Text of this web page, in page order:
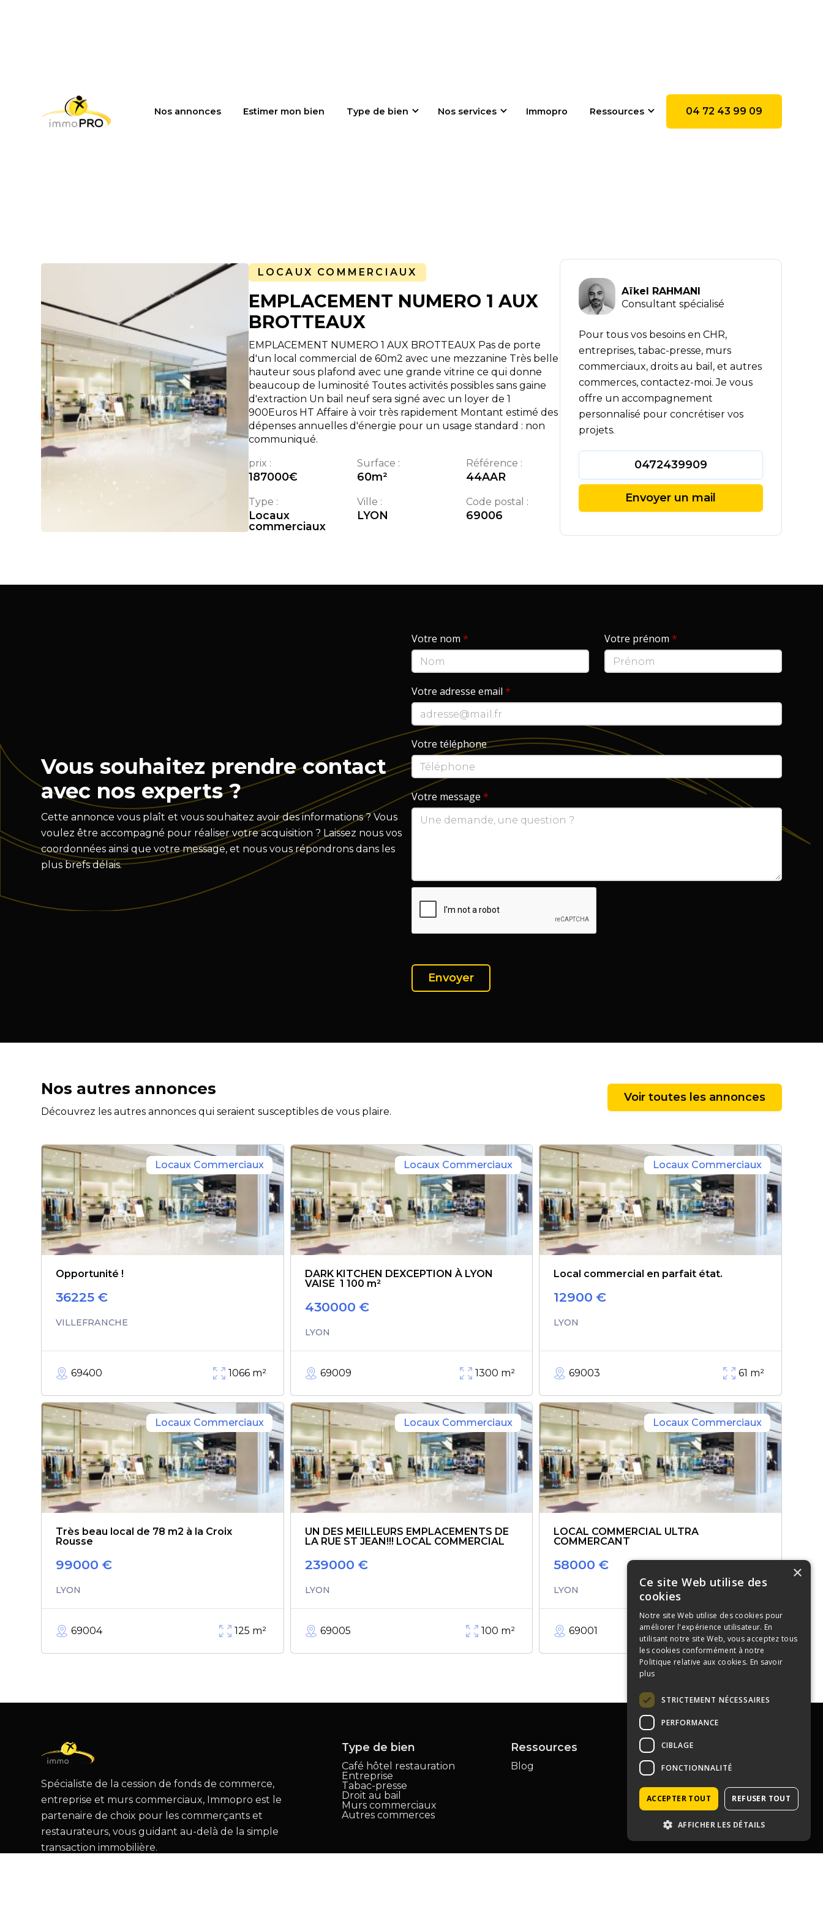
Nos annonces Estimer mon bien Type de bien Nos services Immopro Ressources 04 72 43 99 09
LOCAUX COMMERCIAUX
EMPLACEMENT NUMERO 1 AUX
BROTTEAUX
EMPLACEMENT NUMERO 1 AUX BROTTEAUX Pas de porte
d'un local commercial de 60m2 avec une mezzanine Très belle
hauteur sous plafond avec une grande vitrine ce qui donne
beaucoup de luminosité Toutes activités possibles sans gaine
d'extraction Un bail neuf sera signé avec un loyer de 1
900Euros HT Affaire à voir très rapidement Montant estimé des
dépenses annuelles d'énergie pour un usage standard : non
communiqué.
prix :
187000€
Surface :
60m²
Référence :
44AAR
Type :
Locaux
commerciaux
Ville :
LYON
Code postal :
69006
Aïkel RAHMANI
Consultant spécialisé
Pour tous vos besoins en CHR,
entreprises, tabac-presse, murs
commerciaux, droits au bail, et autres
commerces, contactez-moi. Je vous
offre un accompagnement
personnalisé pour concrétiser vos
projets.
0472439909
Envoyer un mail
Vous souhaitez prendre contact
avec nos experts ?
Cette annonce vous plaît et vous souhaitez avoir des informations ? Vous
voulez être accompagné pour réaliser votre acquisition ? Laissez nous vos
coordonnées ainsi que votre message, et nous vous répondrons dans les
plus brefs délais.
Votre nom * Votre prénom *
Votre adresse email *
Votre téléphone
Votre message *
Nos autres annonces
Découvrez les autres annonces qui seraient susceptibles de vous plaire.
Voir toutes les annonces
Locaux Commerciaux
Opportunité !
36225 €
VILLEFRANCHE
69400 1066 m²
Locaux Commerciaux
DARK KITCHEN DEXCEPTION À LYON
VAISE  1 100 m²
430000 €
LYON
69009 1300 m²
Locaux Commerciaux
Local commercial en parfait état.
12900 €
LYON
69003 61 m²
Locaux Commerciaux
Très beau local de 78 m2 à la Croix
Rousse
99000 €
LYON
69004 125 m²
Locaux Commerciaux
UN DES MEILLEURS EMPLACEMENTS DE
LA RUE ST JEAN!!! LOCAL COMMERCIAL
239000 €
LYON
69005 100 m²
Locaux Commerciaux
LOCAL COMMERCIAL ULTRA
COMMERCANT
58000 €
LYON
69001 40 m²
Spécialiste de la cession de fonds de commerce,
entreprise et murs commerciaux, Immopro est le
partenaire de choix pour les commerçants et
restaurateurs, vous guidant au-delà de la simple
transaction immobilière.
Type de bien
Café hôtel restauration
Entreprise
Tabac-presse
Droit au bail
Murs commerciaux
Autres commerces
Ressources
Blog
Contactez-nous
04 72 43 99 09
contact@immoprolyon.fr
Contact
134 cours Lafayette 69003
Lyon
×
Ce site Web utilise des
cookies
Notre site Web utilise des cookies pour
améliorer l'expérience utilisateur. En
utilisant notre site Web, vous acceptez tous
les cookies conformément à notre
Politique relative aux cookies. En savoir
plus
STRICTEMENT NÉCESSAIRES
PERFORMANCE
CIBLAGE
FONCTIONNALITÉ
ACCEPTER TOUT REFUSER TOUT
AFFICHER LES DÉTAILS